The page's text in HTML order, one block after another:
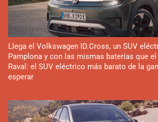
Llega el Volkswagen ID.Cross, un SUV
Pamplona y con las mismas baterías que el
Raval: el SUV eléctrico más barato de la
esperar